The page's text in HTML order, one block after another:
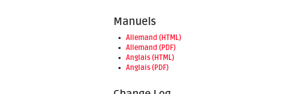
Manuels
Allemand (HTML)
Allemand (PDF)
Anglais (HTML)
Anglais (PDF)